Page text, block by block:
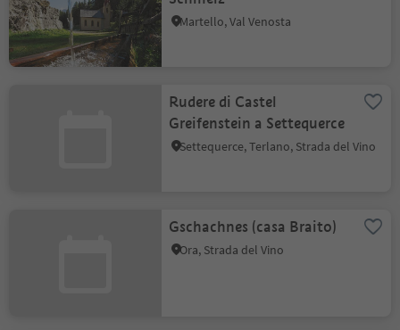
Martello, Val Venosta
Rudere di Castel
Greifenstein a Settequerce
Settequerce, Terlano, Strada del Vino
Gschachnes (casa Braito)
Ora, Strada del Vino